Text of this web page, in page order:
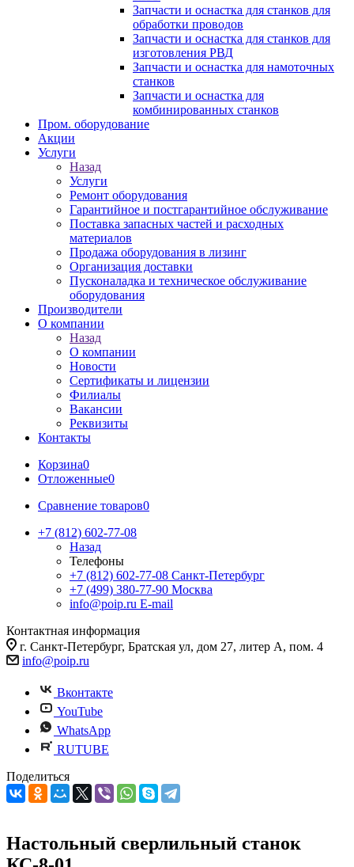
Запчасти и оснастка для станков для
обработки проводов
Запчасти и оснастка для станков для
изготовления РВД
Запчасти и оснастка для намоточных
станков
Запчасти и оснастка для
комбинированных станков
Пром. оборудование
Акции
Услуги
Назад
Услуги
Ремонт оборудования
Гарантийное и постгарантийное обслуживание
Поставка запасных частей и расходных
материалов
Продажа оборудования в лизинг
Организация доставки
Пусконаладка и техническое обслуживание
оборудования
Производители
О компании
Назад
О компании
Новости
Сертификаты и лицензии
Филиалы
Вакансии
Реквизиты
Контакты
Корзина0
Отложенные0
Сравнение товаров0
+7 (812) 602-77-08
Назад
Телефоны
+7 (812) 602-77-08 Санкт-Петербург
+7 (499) 380-77-90 Москва
info@poip.ru E-mail
Контактная информация
г. Санкт-Петербург, Братская ул, дом 27, литер А, пом. 4
info@poip.ru
Вконтакте
YouTube
WhatsApp
RUTUBE
Поделиться
Настольный сверлильный станок